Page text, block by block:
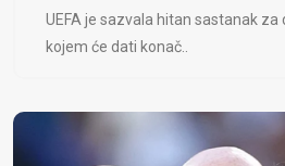
UEFA je sazvala hitan sastanak
kojem će dati konač..